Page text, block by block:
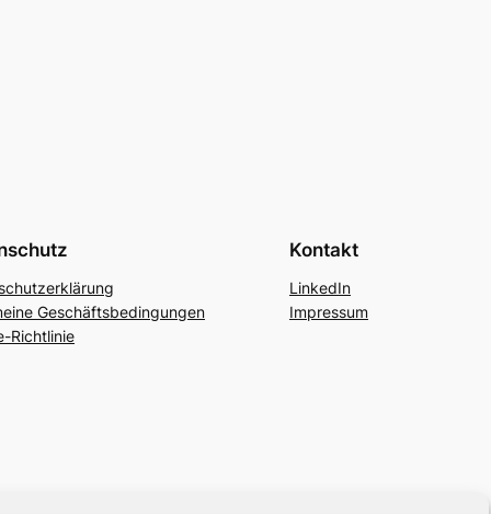
Geschäftsbedingungen
Richtlinie
Kontakt
LinkedIn
Impressum